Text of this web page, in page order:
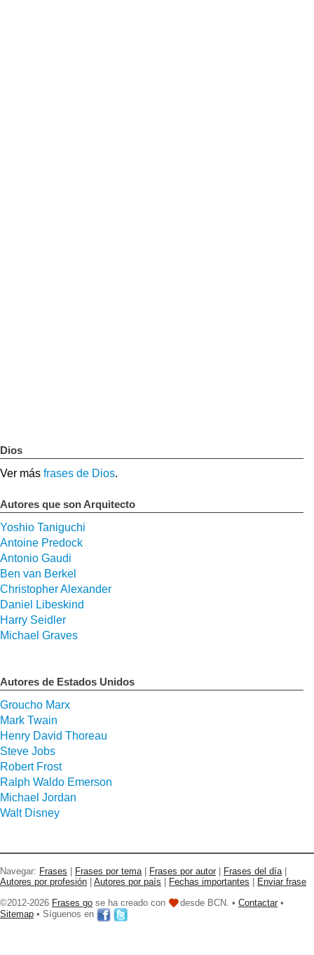
Dios
Ver más frases de Dios.
Autores que son Arquitecto
Yoshio Taniguchi
Antoine Predock
Antonio Gaudi
Ben van Berkel
Christopher Alexander
Daniel Libeskind
Harry Seidler
Michael Graves
Autores de Estados Unidos
Groucho Marx
Mark Twain
Henry David Thoreau
Steve Jobs
Robert Frost
Ralph Waldo Emerson
Michael Jordan
Walt Disney
Navegar: Frases Frases por tema| Frases por autor Frases del día|
Autores por profesión
Autores por país Fechas importantes
Enviar frase
©2012-2026 Frases go se ha creado con desde BCN. • Contactar •
Sitemap • Síguenos en